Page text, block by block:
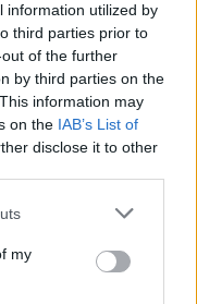
information utilized by
third parties prior to
of the further
by third parties on the
information may
on the IAB’s List of
disclose it to other
my